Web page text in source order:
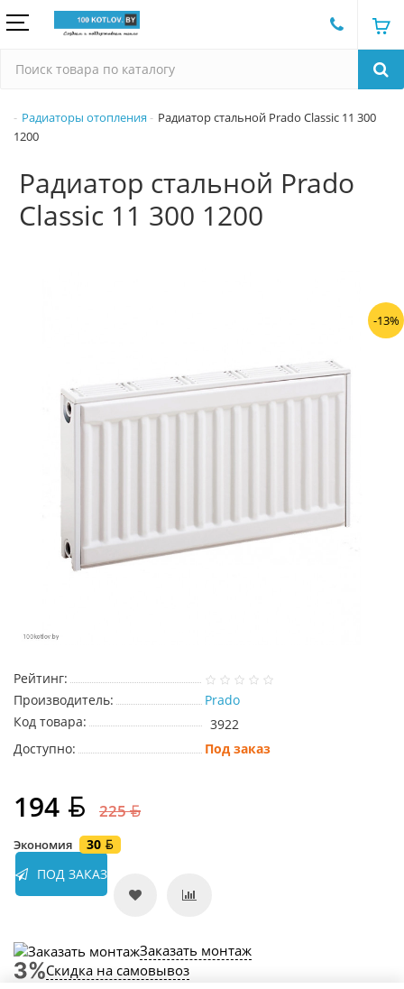
Радиаторы отопления
Радиатор стальной Prado Classic 11 300
1200
Радиатор стальной Prado
Classic 11 300 1200
-13%
Рейтинг:
Производитель:
Prado
Код товара:
3922
Доступно:
Под заказ
194 225
Экономия
30
ПОД ЗАКАЗ
Заказать монтаж
Скидка на самовывоз